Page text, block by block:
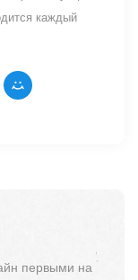
каждый
первыми на